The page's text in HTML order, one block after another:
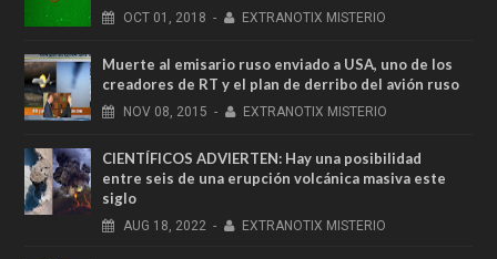
OCT 01, 2018 - EXTRANOTIX MISTERIO
Muerte al emisario ruso enviado a USA, uno de los
creadores de RT y el plan de derribo del avión ruso
NOV 08, 2015 - EXTRANOTIX MISTERIO
CIENTÍFICOS ADVIERTEN: Hay una posibilidad
entre seis de una erupción volcánica masiva este
siglo
AUG 18, 2022 - EXTRANOTIX MISTERIO